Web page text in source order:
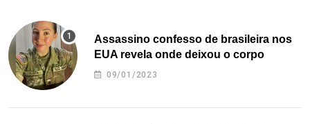
Assassino confesso de brasileira nos
EUA revela onde deixou o corpo
09/01/2023